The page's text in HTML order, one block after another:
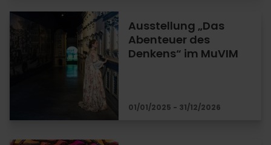
Ausstellung „Das
Abenteuer des
Denkens“ im MuVIM
01/01/2025 - 31/12/2026